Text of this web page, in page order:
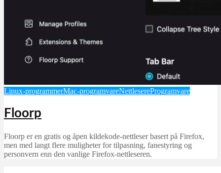
Linux-programmerMac-programvareNettlesereProgramvare
Floorp
Floorp er en gratis og åpen kildekode-nettleser basert på Firefox,
men med langt flere muligheter for tilpasning, fanestyring og
personvern enn den vanlige Firefox-nettleseren.